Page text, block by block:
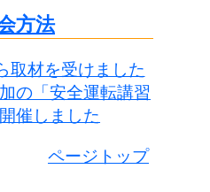
方法
取材を受けました
の「安全運転講習
催しました
ページトップ